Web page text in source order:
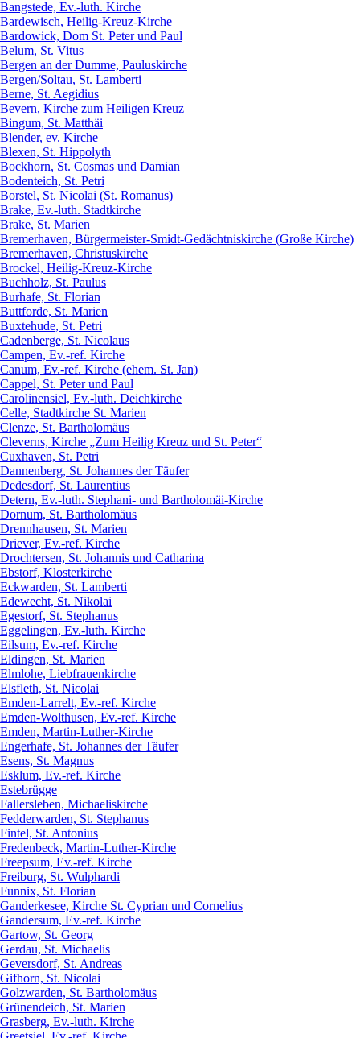
Bangstede, Ev.-luth. Kirche
Bardewisch, Heilig-Kreuz-Kirche
Bardowick, Dom St. Peter und Paul
Belum, St. Vitus
Bergen an der Dumme, Pauluskirche
Bergen/Soltau, St. Lamberti
Berne, St. Aegidius
Bevern, Kirche zum Heiligen Kreuz
Bingum, St. Matthäi
Blender, ev. Kirche
Blexen, St. Hippolyth
Bockhorn, St. Cosmas und Damian
Bodenteich, St. Petri
Borstel, St. Nicolai (St. Romanus)
Brake, Ev.-luth. Stadtkirche
Brake, St. Marien
Bremerhaven, Bürgermeister-Smidt-Gedächtniskirche (Große Kirche)
Bremerhaven, Christuskirche
Brockel, Heilig-Kreuz-Kirche
Buchholz, St. Paulus
Burhafe, St. Florian
Buttforde, St. Marien
Buxtehude, St. Petri
Cadenberge, St. Nicolaus
Campen, Ev.-ref. Kirche
Canum, Ev.-ref. Kirche (ehem. St. Jan)
Cappel, St. Peter und Paul
Carolinensiel, Ev.-luth. Deichkirche
Celle, Stadtkirche St. Marien
Clenze, St. Bartholomäus
Cleverns, Kirche „Zum Heilig Kreuz und St. Peter“
Cuxhaven, St. Petri
Dannenberg, St. Johannes der Täufer
Dedesdorf, St. Laurentius
Detern, Ev.-luth. Stephani- und Bartholomäi-Kirche
Dornum, St. Bartholomäus
Drennhausen, St. Marien
Driever, Ev.-ref. Kirche
Drochtersen, St. Johannis und Catharina
Ebstorf, Klosterkirche
Eckwarden, St. Lamberti
Edewecht, St. Nikolai
Egestorf, St. Stephanus
Eggelingen, Ev.-luth. Kirche
Eilsum, Ev.-ref. Kirche
Eldingen, St. Marien
Elmlohe, Liebfrauenkirche
Elsfleth, St. Nicolai
Emden-Larrelt, Ev.-ref. Kirche
Emden-Wolthusen, Ev.-ref. Kirche
Emden, Martin-Luther-Kirche
Engerhafe, St. Johannes der Täufer
Esens, St. Magnus
Esklum, Ev.-ref. Kirche
Estebrügge
Fallersleben, Michaeliskirche
Fedderwarden, St. Stephanus
Fintel, St. Antonius
Fredenbeck, Martin-Luther-Kirche
Freepsum, Ev.-ref. Kirche
Freiburg, St. Wulphardi
Funnix, St. Florian
Ganderkesee, Kirche St. Cyprian und Cornelius
Gandersum, Ev.-ref. Kirche
Gartow, St. Georg
Gerdau, St. Michaelis
Geversdorf, St. Andreas
Gifhorn, St. Nicolai
Golzwarden, St. Bartholomäus
Grünendeich, St. Marien
Grasberg, Ev.-luth. Kirche